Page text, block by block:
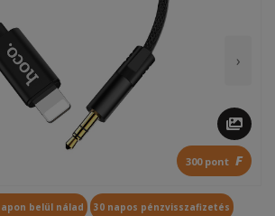
›
300 pont F
belül nálad 30 napos pénzvisszafizetés